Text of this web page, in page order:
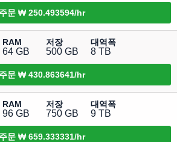
주문₩ 250.493594/hr
RAM
64 GB
저장
500 GB
대역폭
8 TB
주문₩ 430.863641/hr
RAM
96 GB
저장
750 GB
대역폭
9 TB
주문₩ 659.333331/hr